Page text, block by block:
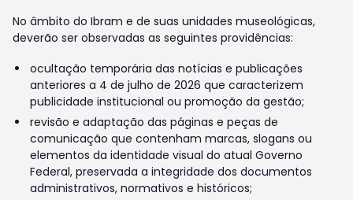
No âmbito do Ibram e de suas unidades museológicas,
deverão ser observadas as seguintes providências:
ocultação temporária das notícias e publicações
anteriores a 4 de julho de 2026 que caracterizem
publicidade institucional ou promoção da gestão;
revisão e adaptação das páginas e peças de
comunicação que contenham marcas, slogans ou
elementos da identidade visual do atual Governo
Federal, preservada a integridade dos documentos
administrativos, normativos e históricos;